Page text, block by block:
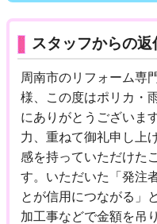
スタッフからの返
周南市のリフォーム専
様、この度はポリカ・
にありがとうございま
力、重ねて御礼申し上
感を持っていただけた
す。いただいた「発注
とが信用につながる」
加工事などで金額を吊